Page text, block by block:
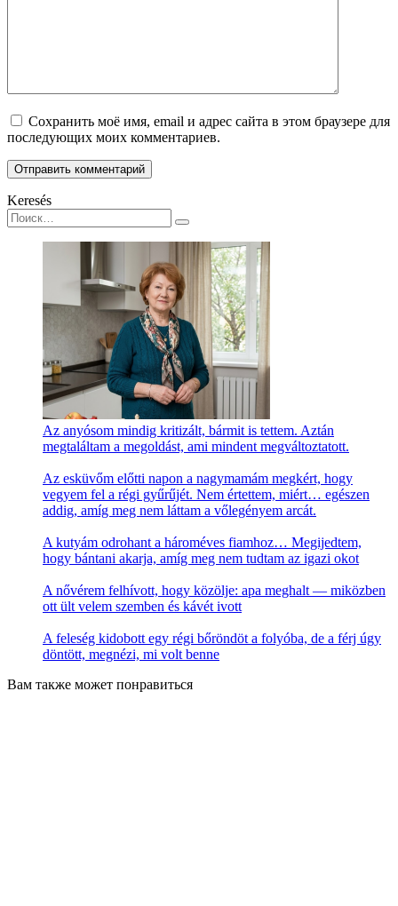
Сохранить моё имя, email и адрес сайта в этом браузере для
последующих моих комментариев.
Keresés
Search
for:
Az anyósom mindig kritizált, bármit is tettem. Aztán
megtaláltam a megoldást, ami mindent megváltoztatott.
Az esküvőm előtti napon a nagymamám megkért, hogy
vegyem fel a régi gyűrűjét. Nem értettem, miért… egészen
addig, amíg meg nem láttam a vőlegényem arcát.
A kutyám odrohant a hároméves fiamhoz… Megijedtem,
hogy bántani akarja, amíg meg nem tudtam az igazi okot
A nővérem felhívott, hogy közölje: apa meghalt — miközben
ott ült velem szemben és kávét ivott
A feleség kidobott egy régi bőröndöt a folyóba, de a férj úgy
döntött, megnézi, mi volt benne
Вам также может понравиться